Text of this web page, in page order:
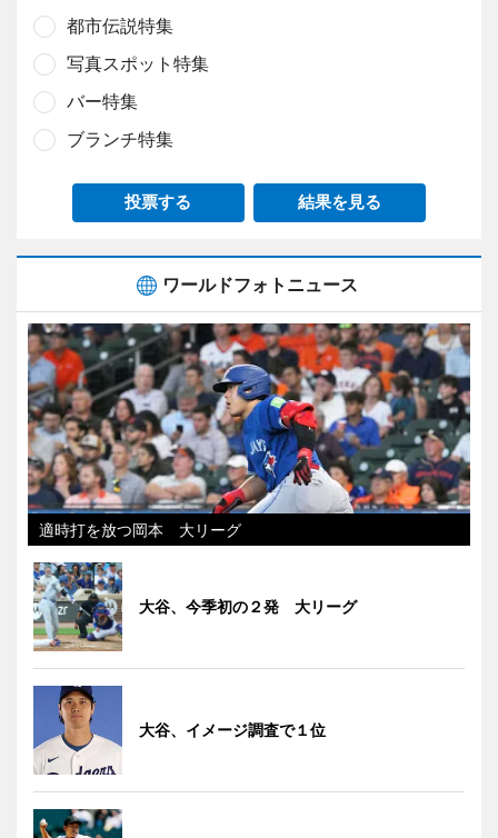
都市伝説特集
写真スポット特集
バー特集
ブランチ特集
投票する 結果を見る
ワールドフォトニュース
適時打を放つ岡本 大リーグ
大谷、今季初の２発 大リーグ
大谷、イメージ調査で１位